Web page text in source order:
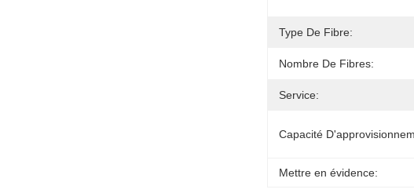
Type De Fibre:
Nombre De Fibres:
Service:
Capacité
Mettre en évidence: